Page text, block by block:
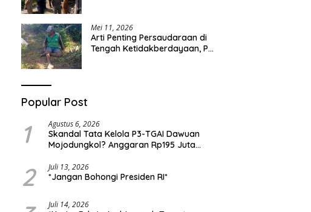
Mei 11, 2026
Arti Penting Persaudaraan di
Tengah Ketidakberdayaan, Pak
Popular Post
1 Agustus 6, 2026
Skandal Tata Kelola P3-TGAI Dawuan
Mojodungkol? Anggaran Rp195 Juta
hingga Misteri Swakelola Petani
2 Juli 13, 2026
*Jangan Bohongi Presiden RI*
Juli 14, 2026